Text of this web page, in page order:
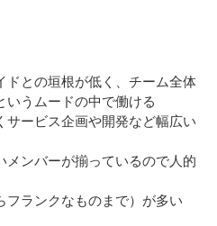
ドとの垣根が低く、チーム全体
いうムードの中で働ける
サービス企画や開発など幅広い
メンバーが揃っているので人的
フランクなものまで）が多い